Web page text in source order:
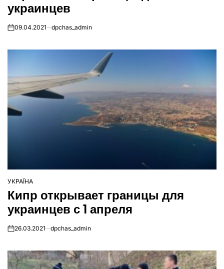
украинцев
on09.04.2021 dpchas_admin
ОПУБЛІКУВАТИ
У
УКРАЇНА
Кипр открывает границы для
украинцев с 1 апреля
on26.03.2021 dpchas_admin